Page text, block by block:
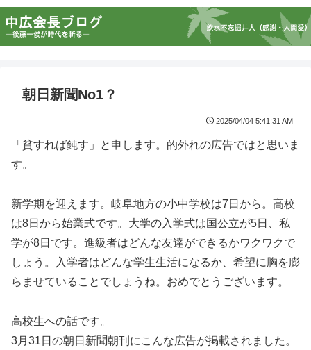
朝日新聞No1？
2025/04/04 5:41:31 AM
「貧すれば鈍す」と申します。的外れの広告ではと思いま
す。
新学期を迎えます。岐阜地方の小中学校は7日から。高校
は8日から始業式です。大学の入学式は国公立が5日、私
学が8日です。進級者はどんな友達ができるかワクワクで
しょう。入学者はどんな学生生活になるか、希望に胸を膨
らませていることでしょうね。おめでとうございます。
高校生への話です。
3月31日の朝日新聞朝刊にこんな広告が掲載されました。